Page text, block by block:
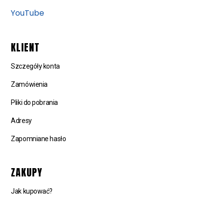
YouTube
KLIENT
Szczegóły konta
Zamówienia
Pliki do pobrania
Adresy
Zapomniane hasło
ZAKUPY
Jak kupować?